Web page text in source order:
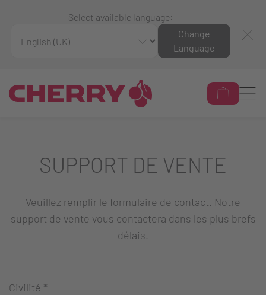
Select available language:
Change
Language
SUPPORT DE VENTE
Veuillez remplir le formulaire de contact. Notre
support de vente vous contactera dans les plus brefs
délais.
Civilité *